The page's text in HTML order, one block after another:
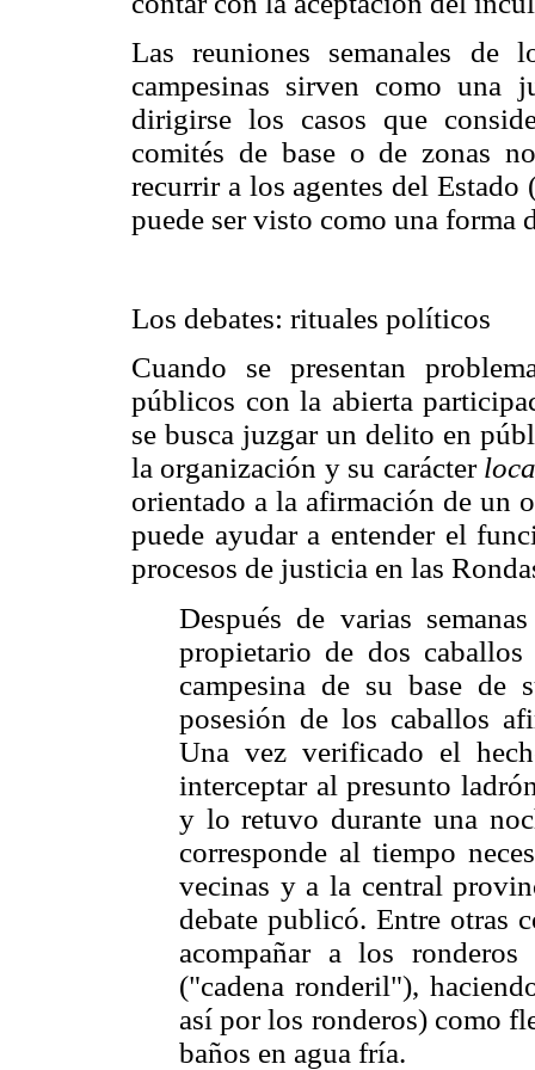
Las reuniones semanales de
campesinas sirven como una
dirigirse los casos que
comités de base o de zonas
recurrir a los agentes del
puede ser visto como una forma
Los debates: rituales políticos
Cuando se presentan
públicos con la abierta
se busca juzgar un delito en
la organización y su carácter
orientado a la afirmación de un
puede ayudar a entender el
procesos de justicia en las
Después de varias
propietario de dos
campesina de su base de
posesión de los caballos
Una vez verificado el
interceptar al presunto
y lo retuvo durante una
corresponde al tiempo
vecinas y a la central
debate publicó. Entre otras
acompañar a los
("cadena ronderil"),
así por los ronderos) como
baños en agua fría.